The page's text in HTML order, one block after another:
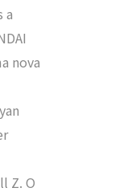
a
nova
Z. O